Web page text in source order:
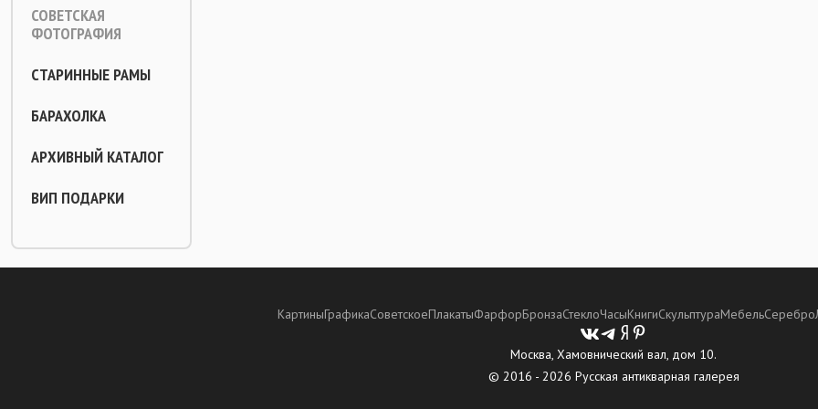
СОВЕТСКАЯ
ФОТОГРАФИЯ
СТАРИННЫЕ РАМЫ
БАРАХОЛКА
АРХИВНЫЙ КАТАЛОГ
ВИП ПОДАРКИ
КартиныГрафикаСоветскоеПлакатыФарфорБронзаСтеклоЧасыКнигиСкульптураМебельСеребро
Москва, Хамовнический вал, дом 10.
© 2016 - 2026 Русская антикварная галерея